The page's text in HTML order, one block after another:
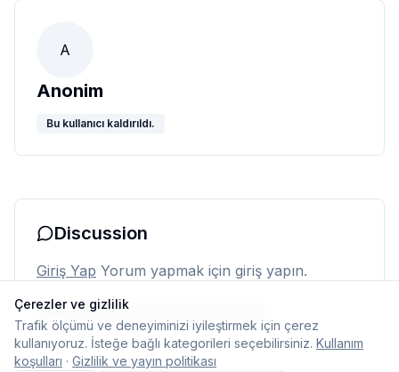
A
Anonim
Bu kullanıcı kaldırıldı.
Discussion
Giriş Yap Yorum yapmak için giriş yapın.
Henüz yorum yok. İlk yorumu siz yapın.
Çerezler ve gizlilik
Trafik ölçümü ve deneyiminizi iyileştirmek için çerez
kullanıyoruz. İsteğe bağlı kategorileri seçebilirsiniz. Kullanım
koşulları · Gizlilik ve yayın politikası